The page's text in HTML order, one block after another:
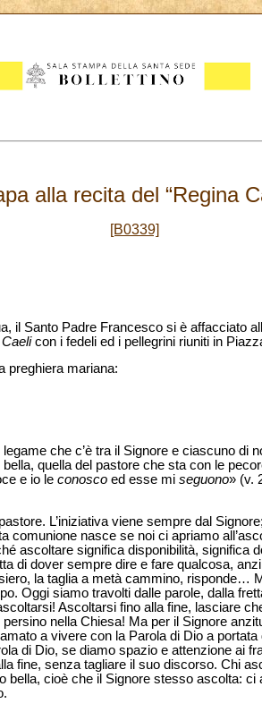
alla recita del “Regina
[B0339]
il Santo Padre Francesco si è affacciato
con i fedeli ed i pellegrini riuniti in
preghiera mariana:
legame che c’è tra il Signore e ciascuno di
bella, quella del pastore che sta con le
e io le conosco ed esse mi seguono» (v.
L’iniziativa viene sempre dal
comunione nasce se noi ci apriamo
ascoltare significa disponibilità, significa
di dover sempre dire e fare qualcosa,
la taglia a metà cammino, risponde…
Oggi siamo travolti dalle parole, dalla
Ascoltarsi fino alla fine, lasciare
nella Chiesa! Ma per il Signore
a vivere con la Parola di Dio a
di Dio, se diamo spazio e attenzione ai
fine, senza tagliare il suo discorso. Chi
cioè che il Signore stesso ascolta: ci